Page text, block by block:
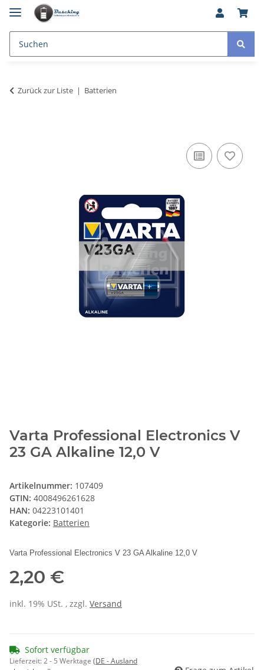
Zurück zur Liste Batterien
Varta Professional Electronics V
23 GA Alkaline 12,0 V
Artikelnummer: 107409
GTIN: 4008496261628
HAN: 04223101401
Kategorie: Batterien
Varta Professional Electronics V 23 GA Alkaline 12,0 V
2,20 €
inkl. 19% USt. , zzgl. Versand
Sofort verfügbar
Lieferzeit:2 - 5 Werktage (DE - Ausland